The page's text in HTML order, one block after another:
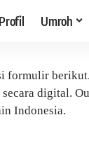
Profil Umroh
formulir
digital.
Indonesia.